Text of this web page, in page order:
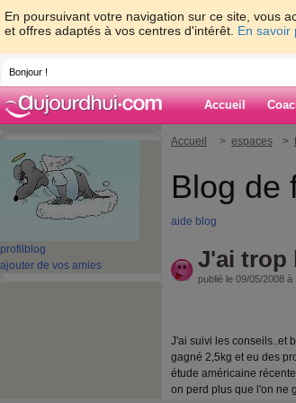
En poursuivant votre navigation sur ce site, vous
et offres adaptés à vos centres d'intérêt. En savoir
Bonjour !
Accueil
profil blog
ajouter de vos amies
Accueil > espaces >
Blog de
aide blog
J'ai trop
publié le 09/05/2008 à
J'ai suivi les conseils..et
gagné 2,5kg et eu des
étude américaine
on perd plus que l'on ne